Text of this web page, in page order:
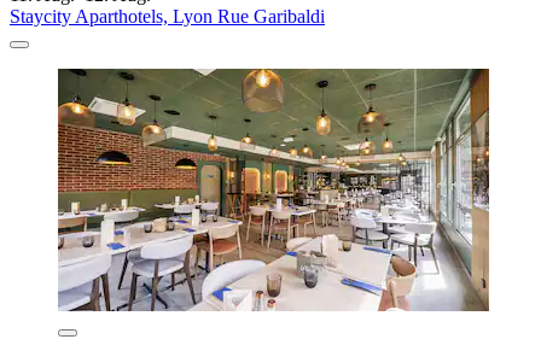
Staycity Aparthotels, Lyon Rue Garibaldi